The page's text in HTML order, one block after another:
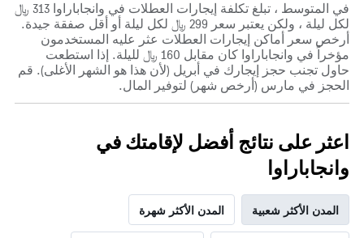
في المتوسط ، تبلغ تكلفة إيجارات العطلات في وانجاباراوا 313 ﷼
لكل ليلة ، ولكن يعتبر سعر 299 ﷼ لكل ليلة أو أقل صفقة جيدة.
أرخص سعر أماكن إيجارات العطلات عثر عليه المستخدمون
مؤخراً في وانجاباراوا كان مقابل 160 ﷼ لليلة. إذا استطعت
حاول تجنب حجز إيجارك في أبريل (لأن هذا هو الشهر الأغلى). قم
الحجز في مارس (أرخص شهر) لتوفير المال.
اعثر على نتائج أفضل لإقامتك في
وانجاباراوا
المدن الأكثر شعبية المدن الأكثر شهرة